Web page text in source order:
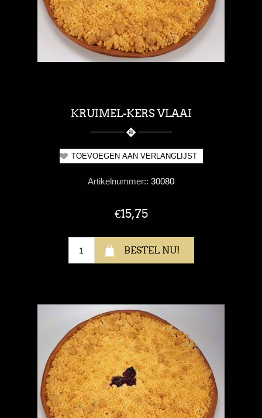
KRUIMEL-KERS VLAAI
Artikelnummer:: 30080
€15,75